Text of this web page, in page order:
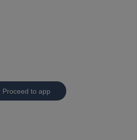
Proceed to app